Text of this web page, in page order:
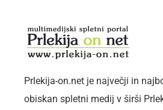
ČETRTEK, 6. AVGUST 2026 Sledite
Prlekija-on.net je največji in
obiskan spletni medij v širši